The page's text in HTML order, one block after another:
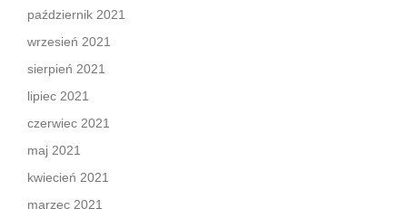
październik 2021
wrzesień 2021
sierpień 2021
lipiec 2021
czerwiec 2021
maj 2021
kwiecień 2021
marzec 2021